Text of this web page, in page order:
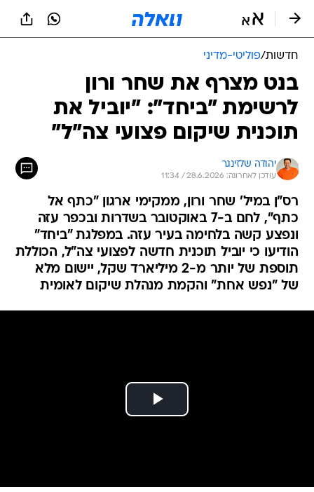
חדשות/פוליטי-מדיני
בנט מצרף את שחר ורון
לרשימת "ביחד": "יוביל את
תוכנית שיקום פצועי צה"ל"
יהודה שלזינגר
עודכן לאחרונה: 28.6.2026 / 11:34
רס"ן במיל' שחר ורון, ממקימי ארגון "כתף אל
כתף", לחם ב-7 באוקטובר בשדרות ובכפר עזה
ונפצע קשה בלחימה בעיר עזה. במפלגת "ביחד"
הודיעו כי יוביל תוכנית חדשה לפצועי צה"ל, הכוללת
תוספת של יותר מ-2 מיליארד שקל, יישום מלא
של "נפש אחת" והקמת מנהלת שיקום לאומית